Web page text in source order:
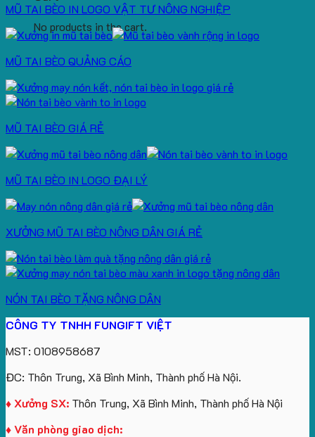
No products in the cart.
MŨ TAI BÈO IN LOGO VẬT TƯ NÔNG NGHIỆP
MŨ TAI BÈO QUẢNG CÁO
MŨ TAI BÈO GIÁ RẺ
MŨ TAI BÈO IN LOGO ĐẠI LÝ
XƯỞNG MŨ TAI BÈO NÔNG DÂN GIÁ RẺ
NÓN TAI BÈO TẶNG NÔNG DÂN
CÔNG TY TNHH FUNGIFT VIỆT
MST: 0108958687
ĐC: Thôn Trung, Xã Bình Minh, Thành phố Hà Nội.
♦ Xưởng SX: Thôn Trung, Xã Bình Minh, Thành phố Hà Nội
♦ Văn phòng giao dịch: